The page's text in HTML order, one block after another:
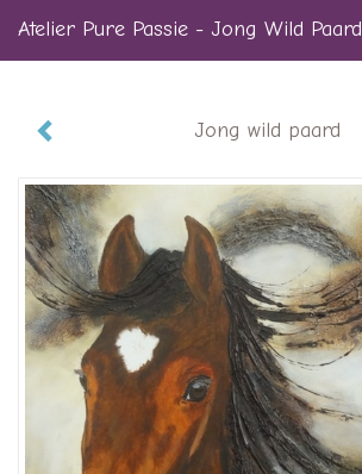
Atelier Pure Passie - Jong Wild Paard
Jong wild paard